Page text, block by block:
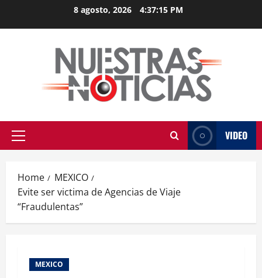
8 agosto, 2026 4:37:15 PM
Primary
VIDEO
Home
MEXICO
Evite ser victima de Agencias de Viaje
“Fraudulentas”
MEXICO